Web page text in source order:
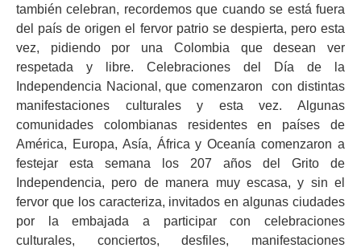
también celebran, recordemos que cuando se está fuera
del país de origen el fervor patrio se despierta, pero esta
vez, pidiendo por una Colombia que desean ver
respetada y libre. Celebraciones del Día de la
Independencia Nacional, que comenzaron con distintas
manifestaciones culturales y esta vez. Algunas
comunidades colombianas residentes en países de
América, Europa, Asía, África y Oceanía comenzaron a
festejar esta semana los 207 años del Grito de
Independencia, pero de manera muy escasa, y sin el
fervor que los caracteriza, invitados en algunas ciudades
por la embajada a participar con celebraciones
culturales, conciertos, desfiles, manifestaciones